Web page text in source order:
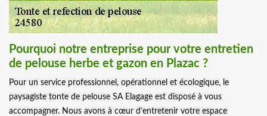
Pourquoi notre entreprise pour votre entretien
de pelouse herbe et gazon en Plazac ?
Pour un service professionnel, opérationnel et écologique, le
paysagiste tonte de pelouse SA Elagage est disposé à vous
accompagner. Nous avons à cœur d’entretenir votre espace